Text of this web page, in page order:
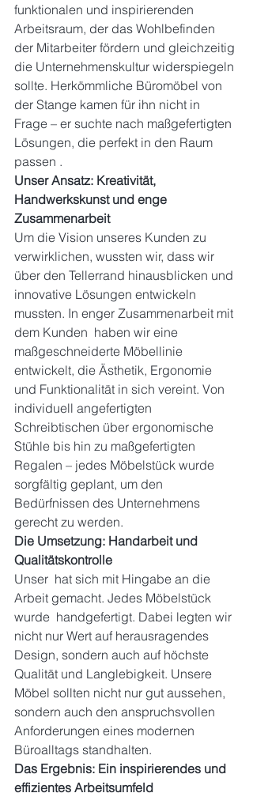
funktionalen und inspirierenden
Arbeitsraum, der das Wohlbefinden
der Mitarbeiter fördern und gleichzeitig
die Unternehmenskultur widerspiegeln
sollte. Herkömmliche Büromöbel von
der Stange kamen für ihn nicht in
Frage – er suchte nach maßgefertigten
Lösungen, die perfekt in den Raum
passen .
Unser Ansatz: Kreativität,
Handwerkskunst und enge
Zusammenarbeit
Um die Vision unseres Kunden zu
verwirklichen, wussten wir, dass wir
über den Tellerrand hinausblicken und
innovative Lösungen entwickeln
mussten. In enger Zusammenarbeit mit
dem Kunden  haben wir eine
maßgeschneiderte Möbellinie
entwickelt, die Ästhetik, Ergonomie
und Funktionalität in sich vereint. Von
individuell angefertigten
Schreibtischen über ergonomische
Stühle bis hin zu maßgefertigten
Regalen – jedes Möbelstück wurde
sorgfältig geplant, um den
Bedürfnissen des Unternehmens
gerecht zu werden.
Die Umsetzung: Handarbeit und
Qualitätskontrolle
Unser  hat sich mit Hingabe an die
Arbeit gemacht. Jedes Möbelstück
wurde  handgefertigt. Dabei legten wir
nicht nur Wert auf herausragendes
Design, sondern auch auf höchste
Qualität und Langlebigkeit. Unsere
Möbel sollten nicht nur gut aussehen,
sondern auch den anspruchsvollen
Anforderungen eines modernen
Büroalltags standhalten.
Das Ergebnis: Ein inspirierendes und
effizientes Arbeitsumfeld